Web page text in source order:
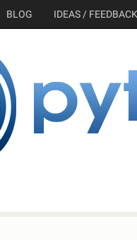
BLOG IDEAS / FEEDBACK